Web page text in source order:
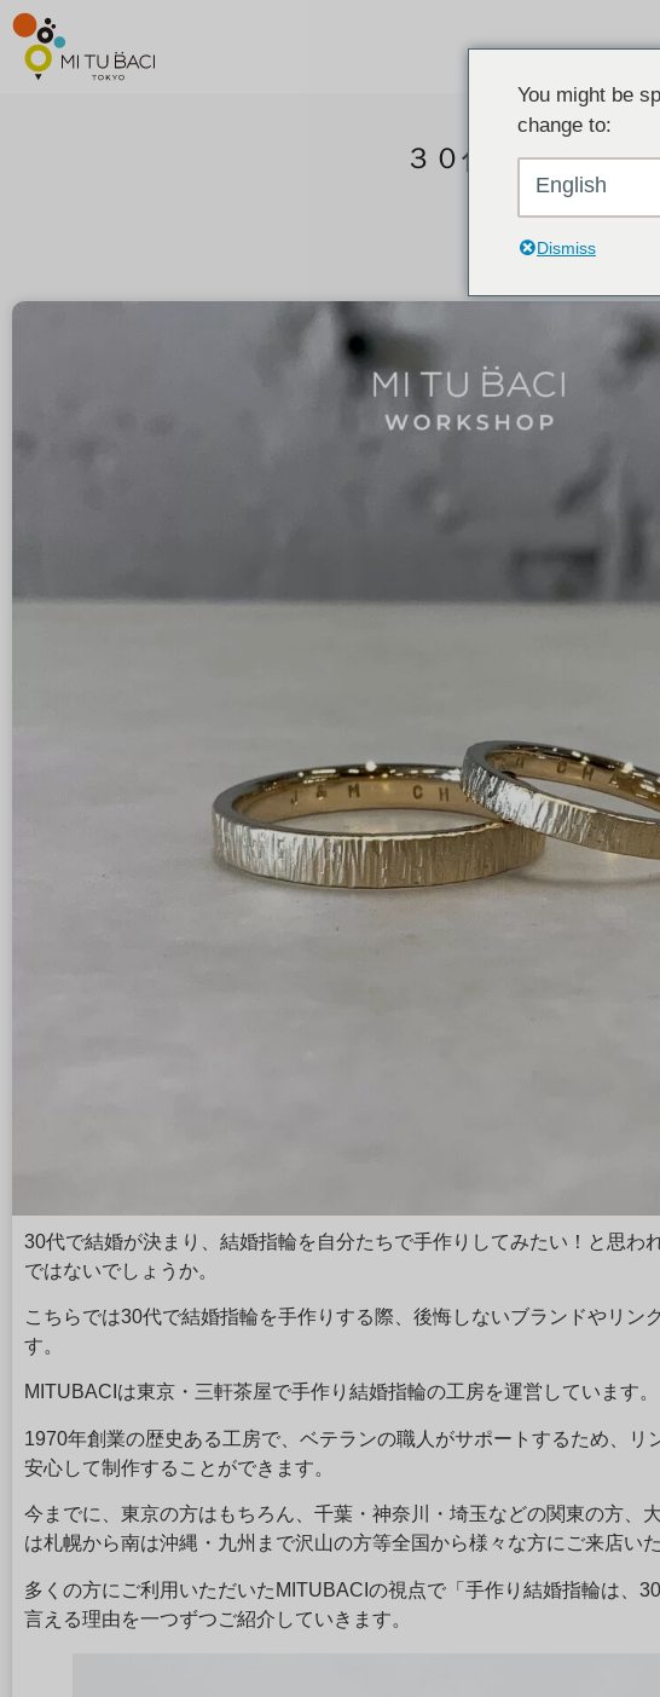
３０代におすすめ
30代で結婚が決まり、結婚指輪を自分たちで手作りしてみたい！と思わ
ではないでしょうか。
こちらでは30代で結婚指輪を手作りする際、後悔しないブランドやリン
す。
MITUBACIは東京・三軒茶屋で手作り結婚指輪の工房を運営しています。
1970年創業の歴史ある工房で、ベテランの職人がサポートするため、リ
安心して制作することができます。
今までに、東京の方はもちろん、千葉・神奈川・埼玉などの関東の方、
は札幌から南は沖縄・九州まで沢山の方等全国から様々な方にご来店いた
多くの方にご利用いただいたMITUBACIの視点で「手作り結婚指輪は、
言える理由を一つずつご紹介していきます。
You might be
change to:
English
Dismiss